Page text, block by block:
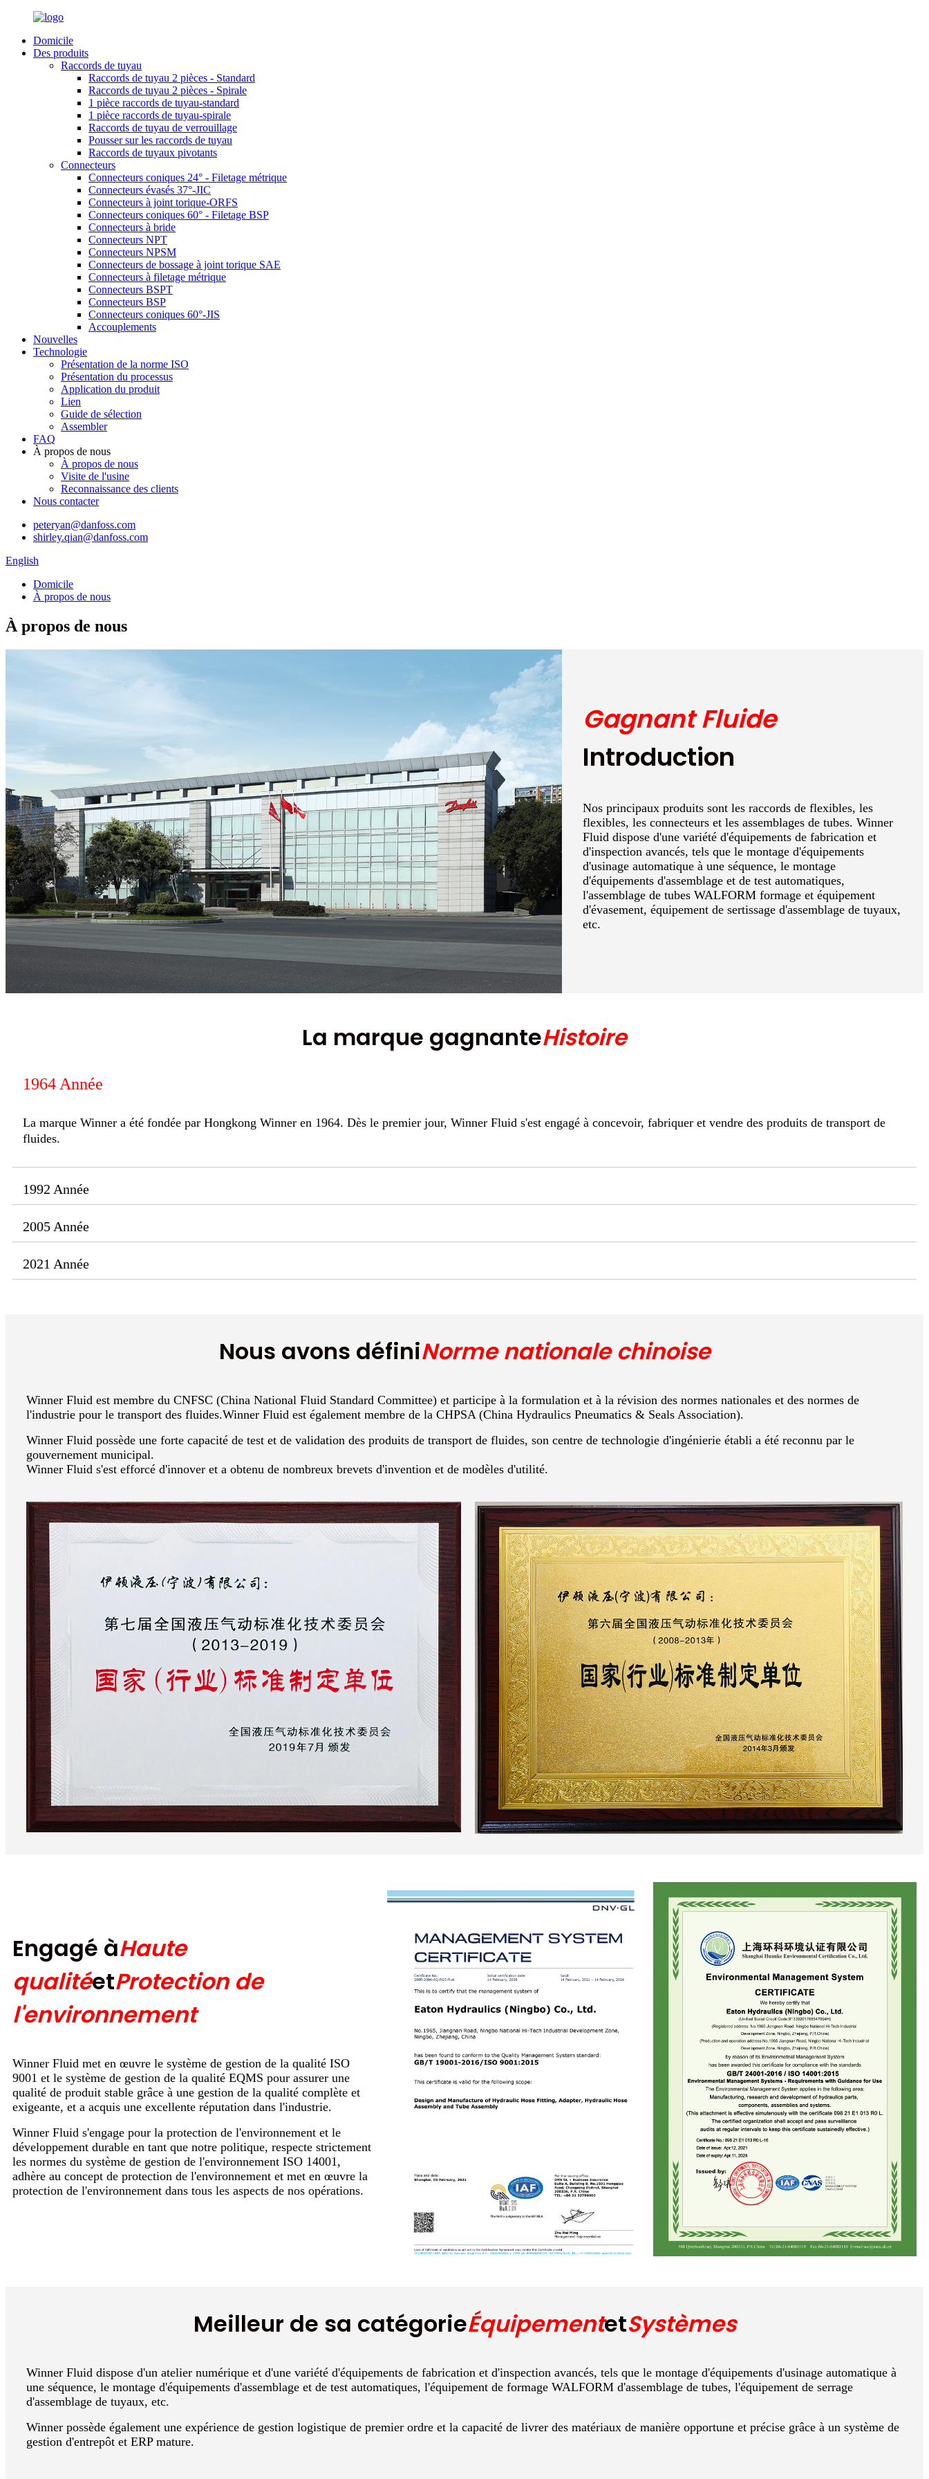
Domicile
Des produits
Raccords de tuyau
Raccords de tuyau 2 pièces - Standard
Raccords de tuyau 2 pièces - Spirale
1 pièce raccords de tuyau-standard
1 pièce raccords de tuyau-spirale
Raccords de tuyau de verrouillage
Pousser sur les raccords de tuyau
Raccords de tuyaux pivotants
Connecteurs
Connecteurs coniques 24° - Filetage métrique
Connecteurs évasés 37°-JIC
Connecteurs à joint torique-ORFS
Connecteurs coniques 60° - Filetage BSP
Connecteurs à bride
Connecteurs NPT
Connecteurs NPSM
Connecteurs de bossage à joint torique SAE
Connecteurs à filetage métrique
Connecteurs BSPT
Connecteurs BSP
Connecteurs coniques 60°-JIS
Accouplements
Nouvelles
Technologie
Présentation de la norme ISO
Présentation du processus
Application du produit
Lien
Guide de sélection
Assembler
FAQ
À propos de nous
À propos de nous
Visite de l'usine
Reconnaissance des clients
Nous contacter
peteryan@danfoss.com
shirley.qian@danfoss.com
English
Domicile
À propos de nous
À propos de nous
Gagnant Fluide
Introduction
Nos principaux produits sont les raccords de flexibles, les
flexibles, les connecteurs et les assemblages de tubes. Winner
Fluid dispose d'une variété d'équipements de fabrication et
d'inspection avancés, tels que le montage d'équipements
d'usinage automatique à une séquence, le montage
d'équipements d'assemblage et de test automatiques,
l'assemblage de tubes WALFORM formage et équipement
d'évasement, équipement de sertissage d'assemblage de tuyaux,
etc.
La marque gagnanteHistoire
1964 Année
La marque Winner a été fondée par Hongkong Winner en 1964. Dès le premier jour, Winner Fluid s'est engagé à concevoir, fabriquer et vendre des produits de transport de
fluides.
1992 Année
2005 Année
2021 Année
Nous avons définiNorme nationale chinoise
Winner Fluid est membre du CNFSC (China National Fluid Standard Committee) et participe à la formulation et à la révision des normes nationales et des normes de
l'industrie pour le transport des fluides.Winner Fluid est également membre de la CHPSA (China Hydraulics Pneumatics & Seals Association).
Winner Fluid possède une forte capacité de test et de validation des produits de transport de fluides, son centre de technologie d'ingénierie établi a été reconnu par le
gouvernement municipal.
Winner Fluid s'est efforcé d'innover et a obtenu de nombreux brevets d'invention et de modèles d'utilité.
Engagé àHaute
qualitéetProtection de
l'environnement
Winner Fluid met en œuvre le système de gestion de la qualité ISO
9001 et le système de gestion de la qualité EQMS pour assurer une
qualité de produit stable grâce à une gestion de la qualité complète et
exigeante, et a acquis une excellente réputation dans l'industrie.
Winner Fluid s'engage pour la protection de l'environnement et le
développement durable en tant que notre politique, respecte strictement
les normes du système de gestion de l'environnement ISO 14001,
adhère au concept de protection de l'environnement et met en œuvre la
protection de l'environnement dans tous les aspects de nos opérations.
Meilleur de sa catégorieÉquipementetSystèmes
Winner Fluid dispose d'un atelier numérique et d'une variété d'équipements de fabrication et d'inspection avancés, tels que le montage d'équipements d'usinage automatique à
une séquence, le montage d'équipements d'assemblage et de test automatiques, l'équipement de formage WALFORM d'assemblage de tubes, l'équipement de serrage
d'assemblage de tuyaux, etc.
Winner possède également une expérience de gestion logistique de premier ordre et la capacité de livrer des matériaux de manière opportune et précise grâce à un système de
gestion d'entrepôt et ERP mature.